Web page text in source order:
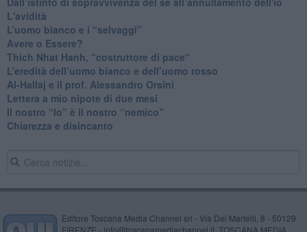
L'avidità
​L’uomo bianco e i “selvaggi”
​Avere o Essere?
​Thich Nhat Hanh, “costruttore di pace“
​L’eredità dell’uomo bianco e dell’uomo rosso
Al-Hallaj e il prof. Alessandro Orsini
​Lettera a mio nipote di due mesi
​Il nostro “Io” è il nostro “nemico”
​Chiarezza e disincanto
Editore Toscana Media Channel srl - Via Dei Martelli, 8 - 50129
FIRENZE - info@toscanamediachannel.it. TOSCANA MEDIA